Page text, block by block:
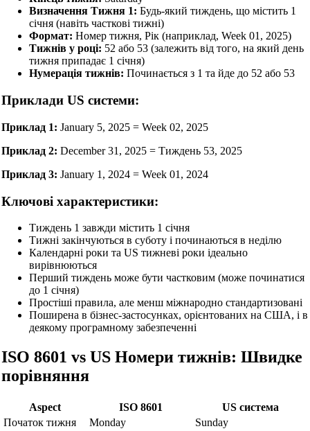
Визначення Тижня 1: Будь-який тиждень, що містить 1
січня (навіть часткові тижні)
Формат: Номер тижня, Рік (наприклад, Week 01, 2025)
Тижнів у році: 52 або 53 (залежить від того, на який день
тижня припадає 1 січня)
Нумерація тижнів: Починається з 1 та йде до 52 або 53
Приклади US системи:
Приклад 1: January 5, 2025 = Week 02, 2025
Приклад 2: December 31, 2025 = Тиждень 53, 2025
Приклад 3: January 1, 2024 = Week 01, 2024
Ключові характеристики:
Тиждень 1 завжди містить 1 січня
Тижні закінчуються в суботу і починаються в неділю
Календарні роки та US тижневі роки ідеально
вирівнюються
Перший тиждень може бути частковим (може починатися
до 1 січня)
Простіші правила, але менш міжнародно стандартизовані
Поширена в бізнес-застосунках, орієнтованих на США, і в
деякому програмному забезпеченні
ISO 8601 vs US Номери тижнів: Швидке
порівняння
Aspect ISO 8601
US система
Початок тижня
Monday
Sunday